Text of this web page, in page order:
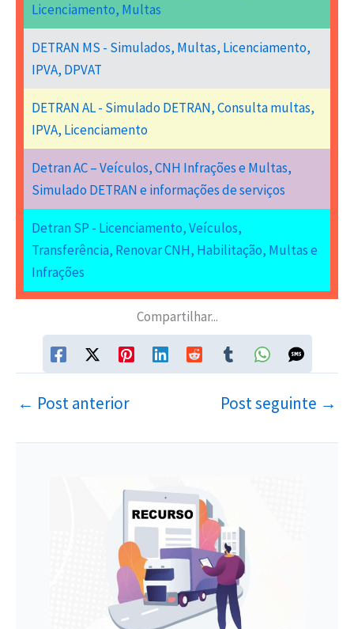
Licenciamento, Multas
DETRAN MS - Simulados, Multas, Licenciamento,
IPVA, DPVAT
DETRAN AL - Simulado DETRAN, Consulta multas,
IPVA, Licenciamento
Detran AC – Veículos, CNH Infrações e Multas,
Simulado DETRAN e informações de serviços
Detran SP - Licenciamento, Veículos,
Transferência, Renovar CNH, Habilitação, Multas e
Infrações
Compartilhar...
← Post anterior Post seguinte →